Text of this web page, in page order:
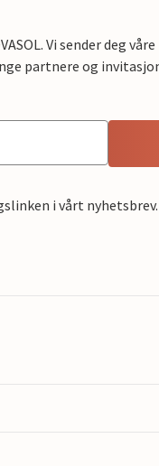
Vi sender deg
partnere og
i vårt